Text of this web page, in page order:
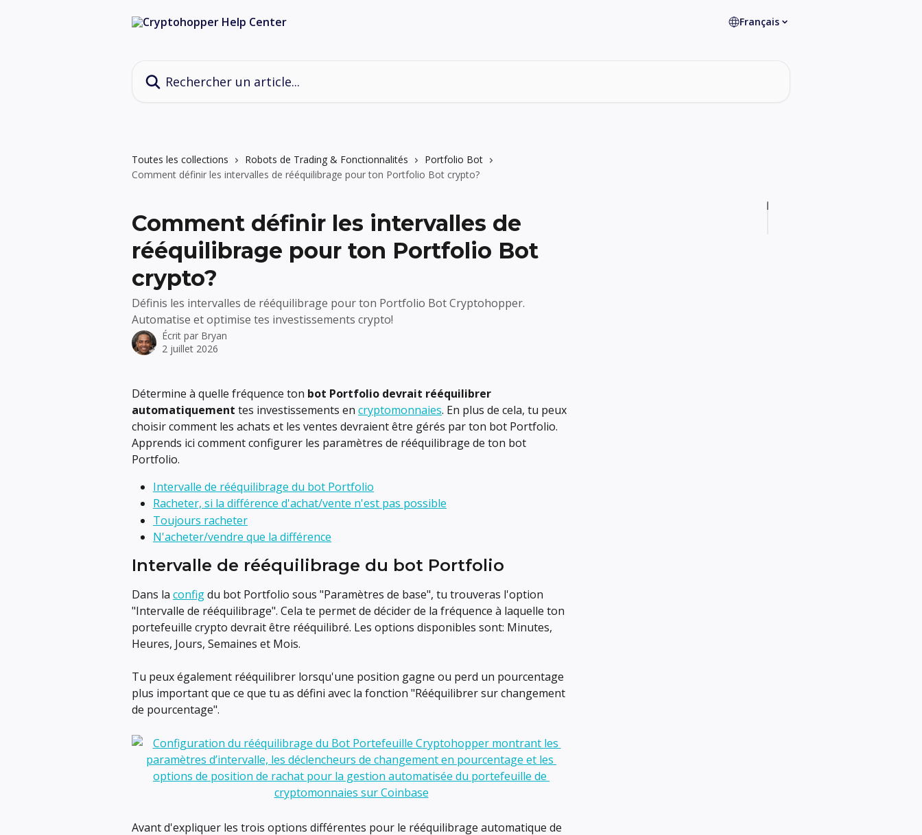
Français
Toutes les collections Robots de Trading & Fonctionnalités
Portfolio Bot
Comment définir les intervalles de rééquilibrage pour ton Portfolio Bot crypto?
Comment définir les intervalles de
rééquilibrage pour ton Portfolio Bot
crypto?
Définis les intervalles de rééquilibrage pour ton Portfolio Bot Cryptohopper.
Automatise et optimise tes investissements crypto!
Écrit par Bryan
2 juillet 2026
Détermine à quelle fréquence ton bot Portfolio devrait rééquilibrer
automatiquement tes investissements en cryptomonnaies. En plus de cela, tu peux
choisir comment les achats et les ventes devraient être gérés par ton bot Portfolio.
Apprends ici comment configurer les paramètres de rééquilibrage de ton bot
Portfolio.
Intervalle de rééquilibrage du bot Portfolio
Racheter, si la différence d'achat/vente n'est pas possible
Toujours racheter
N'acheter/vendre que la différence
Intervalle de rééquilibrage du bot Portfolio
Dans la config du bot Portfolio sous "Paramètres de base", tu trouveras l'option
"Intervalle de rééquilibrage". Cela te permet de décider de la fréquence à laquelle ton
portefeuille crypto devrait être rééquilibré. Les options disponibles sont: Minutes,
Heures, Jours, Semaines et Mois.
Tu peux également rééquilibrer lorsqu'une position gagne ou perd un pourcentage
plus important que ce que tu as défini avec la fonction "Rééquilibrer sur changement
de pourcentage".
Avant d'expliquer les trois options différentes pour le rééquilibrage automatique de